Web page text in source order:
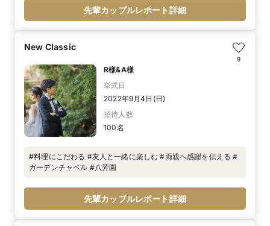
先輩カップルレポート詳細
New Classic
9
R様&A様
挙式日
2022年9月4日(日)
招待人数
100名
#料理にこだわる #友人と一緒に楽しむ #両親へ感謝を伝える #
ガーデンチャペル #八芳園
先輩カップルレポート詳細